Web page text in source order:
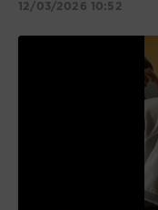
12/03/2026 10:52